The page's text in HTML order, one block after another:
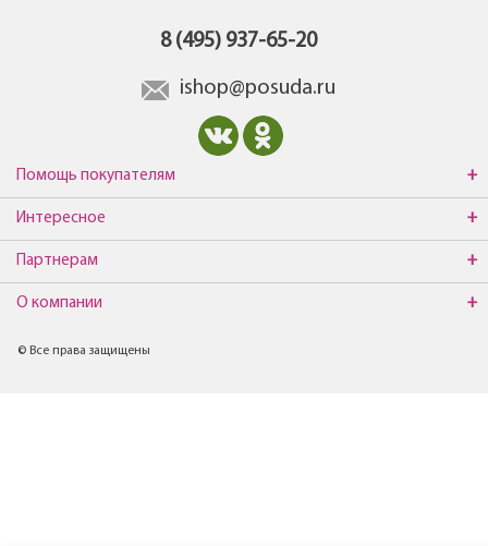
8 (495) 937-65-20
ishop@posuda.ru
Помощь покупателям
Интересное
Партнерам
О компании
© Все права защищены